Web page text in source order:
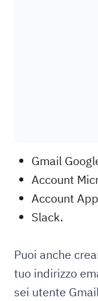
Gmail
Account
Account
Slack.
Puoi anche
tuo indirizzo
sei utente